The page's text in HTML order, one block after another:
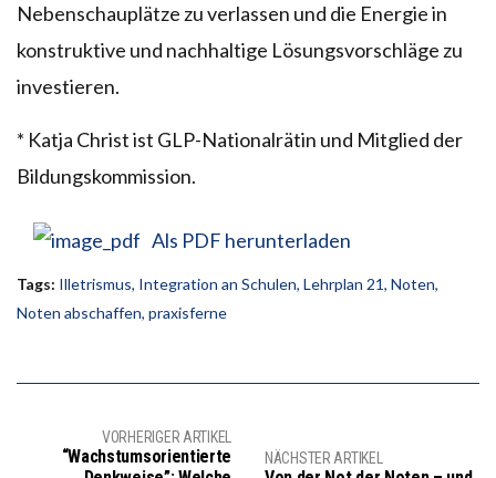
Nebenschauplätze zu verlassen und die Energie in
konstruktive und nachhaltige Lösungsvorschläge zu
investieren.
* Katja Christ ist GLP-Nationalrätin und Mitglied der
Bildungskommission.
Als PDF herunterladen
Tags: Illetrismus, Integration an Schulen, Lehrplan 21, Noten,
Noten abschaffen, praxisferne
VORHERIGER ARTIKEL
“Wachstumsorientierte
NÄCHSTER ARTIKEL